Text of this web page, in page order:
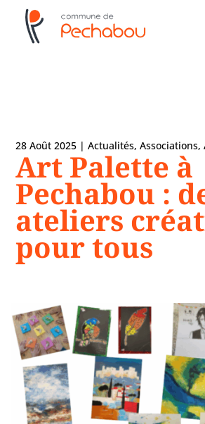
28 Août 2025 |Actualités,Associations,
Art Palette à
Pechabou :
ateliers
pour tous